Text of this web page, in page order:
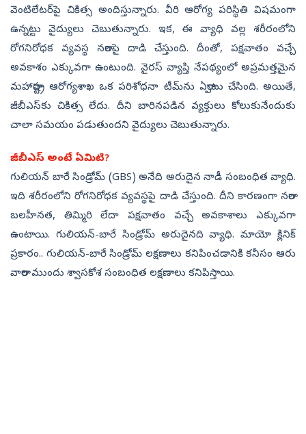
వెంటిలేటర్‌పై చికిత్స అందిస్తున్నారు. వీరి ఆరోగ్య పరిస్థితి విషమంగా
ఉన్నట్టు వైద్యులు చెబుతున్నారు. ఇక, ఈ వ్యాధి వల్ల శరీరంలోని
రోగనిరోధక వ్యవస్థ నరాలపై దాడి చేస్తుంది. దీంతో, పక్షవాతం వచ్చే
అవకాశం ఎక్కువగా ఉంటుంది. వైరస్‌ వ్యాప్తి నేపథ్యంలో అప్రమత్తమైన
మహారాష్ట్ర ఆరోగ్యశాఖ ఒక పరిశోధనా టీమ్‌ను ఏర్పాటు చేసింది. అయితే,
జీబీఎస్‌కు చికిత్స లేదు. దీని బారినపడిన వ్యక్తులు కోలుకునేందుకు
చాలా సమయం పడుతుందని వైద్యులు చెబుతున్నారు.
జీబీఎస్‌ అంటే ఏమిటి?
గులియన్ బారే సిండ్రోమ్ (GBS) అనేది అరుదైన నాడీ సంబంధిత వ్యాధి.
ఇది శరీరంలోని రోగనిరోధక వ్యవస్థపై దాడి చేస్తుంది. దీని కారణంగా నరాల
బలహీనత, తిమ్మిరి లేదా పక్షవాతం వచ్చే అవకాశాలు ఎక్కువగా
ఉంటాయి. గులియన్-బారే సిండ్రోమ్ అరుదైనది వ్యాధి. మాయో క్లినిక్
ప్రకారం.. గులియన్-బారే సిండ్రోమ్ లక్షణాలు కనిపించడానికి కనీసం ఆరు
వారాల ముందు శ్వాసకోశ సంబంధిత లక్షణాలు కనిపిస్తాయి.